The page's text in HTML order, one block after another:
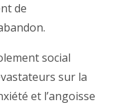
de
social
sur la
et l’angoisse